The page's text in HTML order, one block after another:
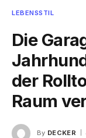
LEBENSSTIL
Die
der
Raum
By DECKER